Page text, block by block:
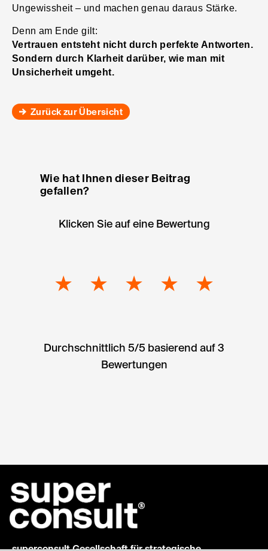
Ungewissheit – und machen genau daraus Stärke.
Denn am Ende gilt:
Vertrauen entsteht nicht durch perfekte Antworten.
Sondern durch Klarheit darüber, wie man mit
Unsicherheit umgeht.
Zurück zur Übersicht
Wie hat Ihnen dieser Beitrag
gefallen?
Klicken Sie auf eine Bewertung
★ ★ ★ ★ ★
Durchschnittlich 5/5 basierend auf 3
Bewertungen